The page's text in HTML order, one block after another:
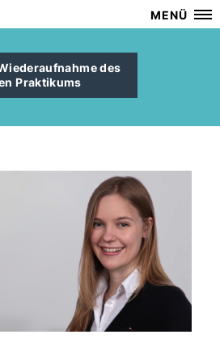
MENÜ
des
Praktikums